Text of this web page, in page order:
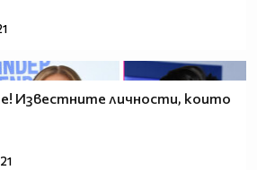
Известните личности, които